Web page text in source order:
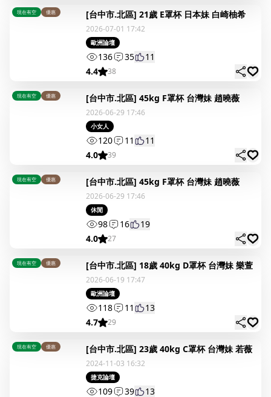
現在有空 優惠 [台中市.北區] 21歲 E罩杯 日本妹 白崎柚希
2026-07-01 17:42
歐洲論壇
136 35
11
4.4
38
現在有空 優惠 [台中市.北區] 45kg F罩杯 台灣妹 趙曉薇
2026-06-29 17:46
小女人
120 11
11
4.0
39
現在有空 優惠 [台中市.北區] 45kg F罩杯 台灣妹 趙曉薇
2026-06-29 17:46
休閒
98 16
19
4.0
27
現在有空 優惠 [台中市.北區] 18歲 40kg D罩杯 台灣妹 樂萱
2026-06-19 17:47
歐洲論壇
118 11
13
4.7
29
現在有空 優惠 [台中市.北區] 23歲 40kg C罩杯 台灣妹 若薇
2024-11-03 16:32
捷克論壇
109 39
13